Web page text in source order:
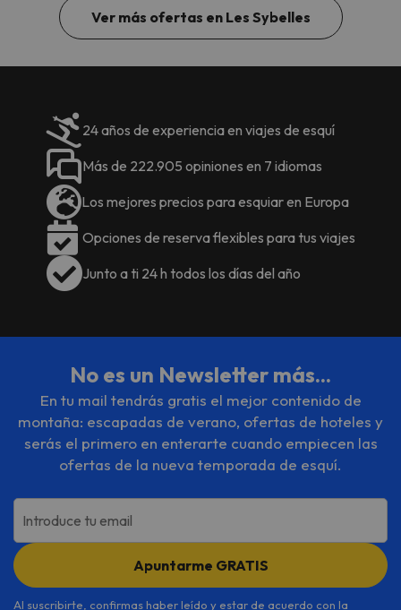
Ver más ofertas en Les Sybelles
24 años de experiencia en viajes de esquí
Más de 222.905 opiniones en 7 idiomas
Los mejores precios para esquiar en Europa
Opciones de reserva flexibles para tus viajes
Junto a ti 24 h todos los días del año
No es un Newsletter más...
En tu mail tendrás gratis el mejor contenido de
montaña: escapadas de verano, ofertas de hoteles y
serás el primero en enterarte cuando empiecen las
ofertas de la nueva temporada de esquí.
Introduce tu email
Apuntarme GRATIS
Al suscribirte, confirmas haber leído y estar de acuerdo con la